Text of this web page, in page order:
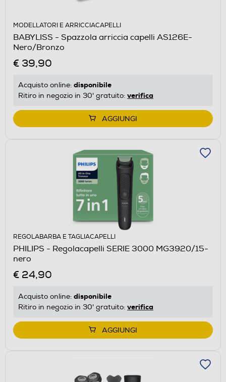
MODELLATORI E ARRICCIACAPELLI
BABYLISS - Spazzola arriccia capelli AS126E-
Nero/Bronzo
€ 39,90
Acquisto online: disponibile
Ritiro in negozio in 30' gratuito: verifica
AGGIUNGI
REGOLABARBA E TAGLIACAPELLI
PHILIPS - Regolacapelli SERIE 3000 MG3920/15-
nero
€ 24,90
Acquisto online: disponibile
Ritiro in negozio in 30' gratuito: verifica
AGGIUNGI